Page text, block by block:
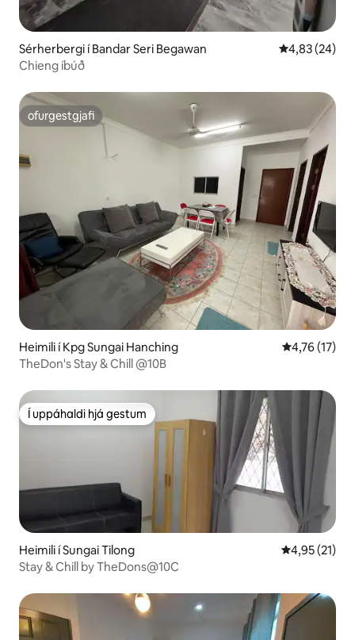
Sérherbergi í Bandar Seri Begawan 4,83 af 5 í
4,83 (24)
Chieng íbúð
ofurgestgjafi
ofurgestgjafi
Heimili í Kpg Sungai Hanching 4,76 af 5 í
4,76 (17)
TheDon's Stay & Chill @10B
Í uppáhaldi hjá gestum
Í uppáhaldi hjá gestum
Heimili í Sungai Tilong 4,95 af 5 í
4,95 (21)
Stay & Chill by TheDons@10C